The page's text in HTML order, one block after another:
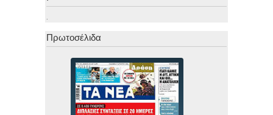
.
Πρωτοσέλιδα